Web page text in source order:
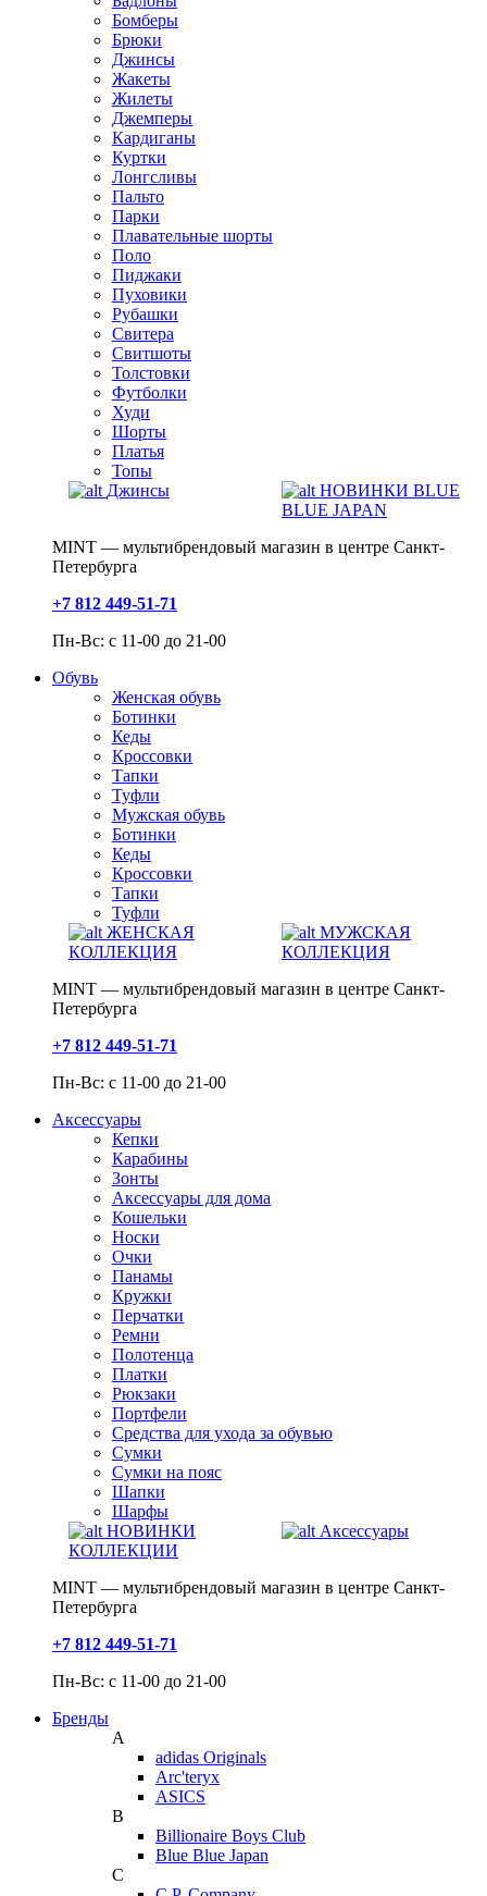
Бомберы
Брюки
Джинсы
Жакеты
Жилеты
Джемперы
Кардиганы
Куртки
Лонгсливы
Пальто
Парки
Плавательные шорты
Поло
Пиджаки
Пуховики
Рубашки
Свитера
Свитшоты
Толстовки
Футболки
Худи
Шорты
Платья
Топы
Джинсы
НОВИНКИ BLUE
BLUE JAPAN
MINT — мультибрендовый магазин в центре Санкт-
Петербурга
+7 812 449-51-71
Пн-Вс: с 11-00 до 21-00
Обувь
Женская обувь
Ботинки
Кеды
Кроссовки
Тапки
Туфли
Мужская обувь
Ботинки
Кеды
Кроссовки
Тапки
Туфли
ЖЕНСКАЯ
КОЛЛЕКЦИЯ
МУЖСКАЯ
КОЛЛЕКЦИЯ
MINT — мультибрендовый магазин в центре Санкт-
Петербурга
+7 812 449-51-71
Пн-Вс: с 11-00 до 21-00
Аксессуары
Кепки
Карабины
Зонты
Аксессуары для дома
Кошельки
Носки
Очки
Панамы
Кружки
Перчатки
Ремни
Полотенца
Платки
Рюкзаки
Портфели
Средства для ухода за обувью
Сумки
Сумки на пояс
Шапки
Шарфы
НОВИНКИ
КОЛЛЕКЦИИ
Аксессуары
MINT — мультибрендовый магазин в центре Санкт-
Петербурга
+7 812 449-51-71
Пн-Вс: с 11-00 до 21-00
Бренды
A
adidas Originals
Arc'teryx
ASICS
B
Billionaire Boys Club
Blue Blue Japan
C